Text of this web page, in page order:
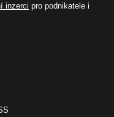
inzerci pro podnikatele i